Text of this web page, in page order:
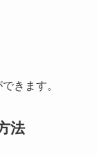
きます。
法